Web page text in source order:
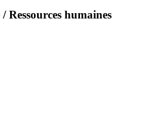
Ressources humaines